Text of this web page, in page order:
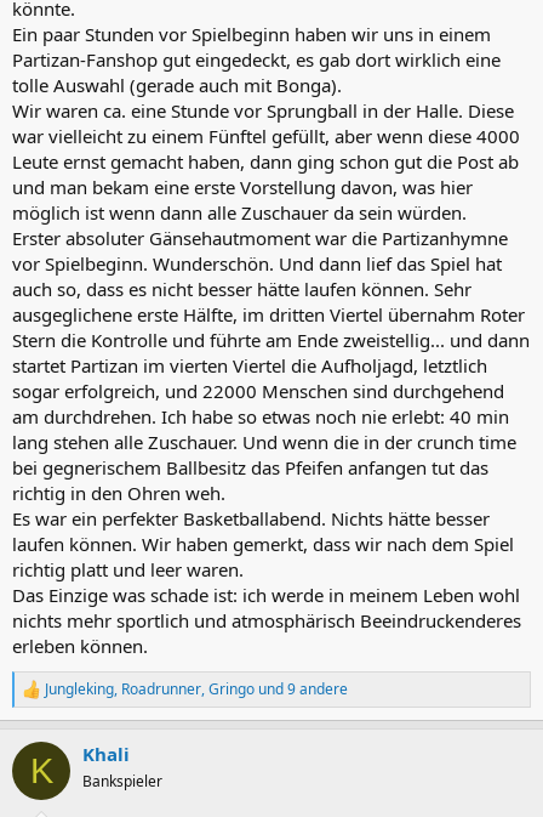
könnte.
Ein paar Stunden vor Spielbeginn haben wir uns in einem
Partizan-Fanshop gut eingedeckt, es gab dort wirklich eine
tolle Auswahl (gerade auch mit Bonga).
Wir waren ca. eine Stunde vor Sprungball in der Halle. Diese
war vielleicht zu einem Fünftel gefüllt, aber wenn diese 4000
Leute ernst gemacht haben, dann ging schon gut die Post ab
und man bekam eine erste Vorstellung davon, was hier
möglich ist wenn dann alle Zuschauer da sein würden.
Erster absoluter Gänsehautmoment war die Partizanhymne
vor Spielbeginn. Wunderschön. Und dann lief das Spiel hat
auch so, dass es nicht besser hätte laufen können. Sehr
ausgeglichene erste Hälfte, im dritten Viertel übernahm Roter
Stern die Kontrolle und führte am Ende zweistellig... und dann
startet Partizan im vierten Viertel die Aufholjagd, letztlich
sogar erfolgreich, und 22000 Menschen sind durchgehend
am durchdrehen. Ich habe so etwas noch nie erlebt: 40 min
lang stehen alle Zuschauer. Und wenn die in der crunch time
bei gegnerischem Ballbesitz das Pfeifen anfangen tut das
richtig in den Ohren weh.
Es war ein perfekter Basketballabend. Nichts hätte besser
laufen können. Wir haben gemerkt, dass wir nach dem Spiel
richtig platt und leer waren.
Das Einzige was schade ist: ich werde in meinem Leben wohl
nichts mehr sportlich und atmosphärisch Beeindruckenderes
erleben können.
R
e
k
i
Jungleking, Roadrunner,Gringo und 9 andere
K Khali
Bankspieler